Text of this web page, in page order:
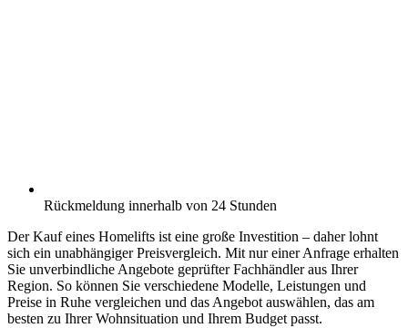
Rückmeldung innerhalb von 24 Stunden
Der Kauf eines Homelifts ist eine große Investition – daher lohnt
sich ein unabhängiger Preisvergleich. Mit nur einer Anfrage erhalten
Sie unverbindliche Angebote geprüfter Fachhändler aus Ihrer
Region. So können Sie verschiedene Modelle, Leistungen und
Preise in Ruhe vergleichen und das Angebot auswählen, das am
besten zu Ihrer Wohnsituation und Ihrem Budget passt.